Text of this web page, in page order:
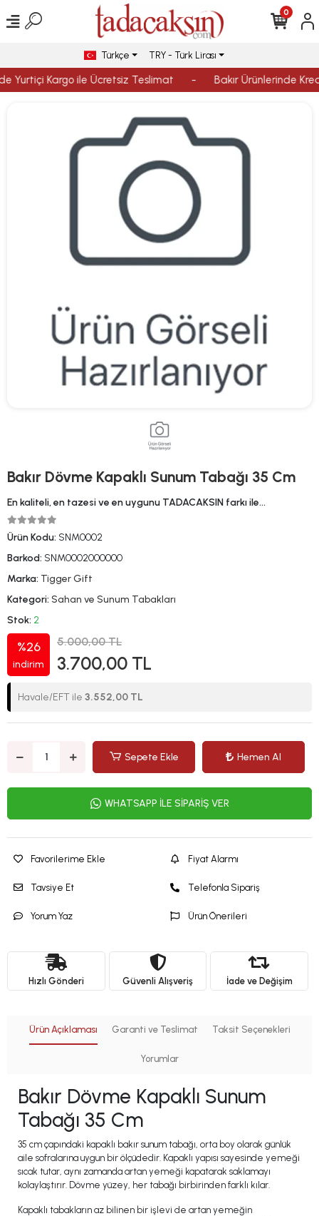
Yurtiçi Kargo ile Ücretsiz Teslimat Bakır Ürünlerinde
0
Türkçe TRY - Türk Lirası
Bakır Dövme Kapaklı Sunum Tabağı 35 Cm
En kaliteli, en tazesi ve en uygunu TADACAKSIN farkı ile…
Ürün Kodu: SNM0002
Barkod: SNM0002000000
Marka: Tigger Gift
Kategori: Sahan ve Sunum Tabakları
Stok: 2
%26
indirim
5.000,00 TL
3.700,00 TL
Havale/EFT ile 3.552,00 TL
Sepete Ekle Hemen Al
WHATSAPP İLE SİPARİŞ VER
Favorilerime Ekle
Tavsiye Et
Yorum Yaz
Fiyat Alarmı
Telefonla Sipariş
Ürün Önerileri
Hızlı Gönderi Güvenli Alışveriş İade ve Değişim
Ürün Açıklaması Garanti ve Teslimat Taksit Seçenekleri
Yorumlar
Bakır Dövme Kapaklı Sunum
Tabağı 35 Cm
35 cm çapındaki kapaklı bakır sunum tabağı, orta boy olarak günlük
aile sofralarına uygun bir ölçüdedir. Kapaklı yapısı sayesinde yemeği
sıcak tutar, aynı zamanda artan yemeği kapatarak saklamayı
kolaylaştırır. Dövme yüzey, her tabağı birbirinden farklı kılar.
Kapaklı tabakların az bilinen bir işlevi de artan yemeğin